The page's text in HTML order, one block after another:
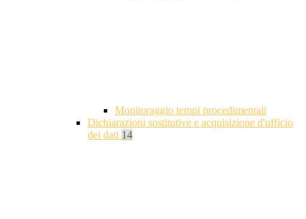
Monitoraggio tempi procedimentali
Dichiarazioni sostitutive e acquisizione d'ufficio
dei dati 14